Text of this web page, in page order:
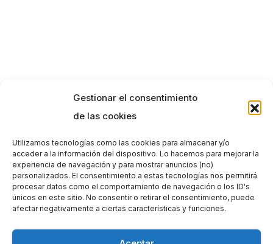
Gestionar el consentimiento
de las cookies
Utilizamos tecnologías como las cookies para almacenar y/o
acceder a la información del dispositivo. Lo hacemos para mejorar la
experiencia de navegación y para mostrar anuncios (no)
personalizados. El consentimiento a estas tecnologías nos permitirá
procesar datos como el comportamiento de navegación o los ID's
únicos en este sitio. No consentir o retirar el consentimiento, puede
afectar negativamente a ciertas características y funciones.